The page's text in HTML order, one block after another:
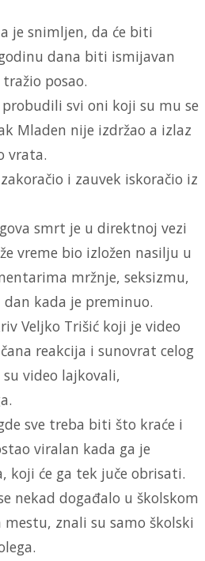
je snimljen, da će biti
dana biti ismijavan
posao.
svi oni koji su mu se
Mladen nije izdržao a izlaz
vrata.
i zauvek iskoračio iz
smrt je u direktnoj vezi
vreme bio izložen nasilju u
mržnje, seksizmu,
kada je preminuo.
Veljko Trišić koji je video
reakcija i sunovrat celog
video lajkovali,
sve treba biti što kraće i
viralan kada ga je
koji će ga tek juče obrisati.
nekad događalo u školskom
znali su samo školski